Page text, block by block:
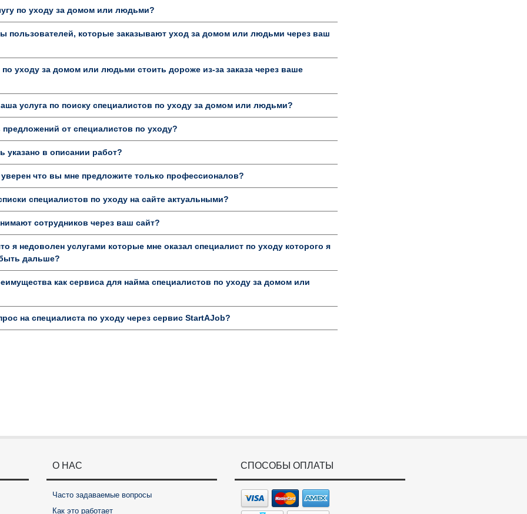
по уходу за домом или людьми?
пользователей, которые заказывают уход за домом или людьми через ваш
по уходу за домом или людьми стоить дороже из-за заказа через ваше
услуга по поиску специалистов по уходу за домом или людьми?
предложений от специалистов по уходу?
указано в описании работ?
что вы мне предложите только профессионалов?
специалистов по уходу на сайте актуальными?
сотрудников через ваш сайт?
я недоволен услугами которые мне оказал специалист по уходу которого я
дальше?
как сервиса для найма специалистов по уходу за домом или
на специалиста по уходу через сервис StartAJob?
О НАС
Часто задаваемые вопросы
Как это работает
СПОСОБЫ ОПЛАТЫ